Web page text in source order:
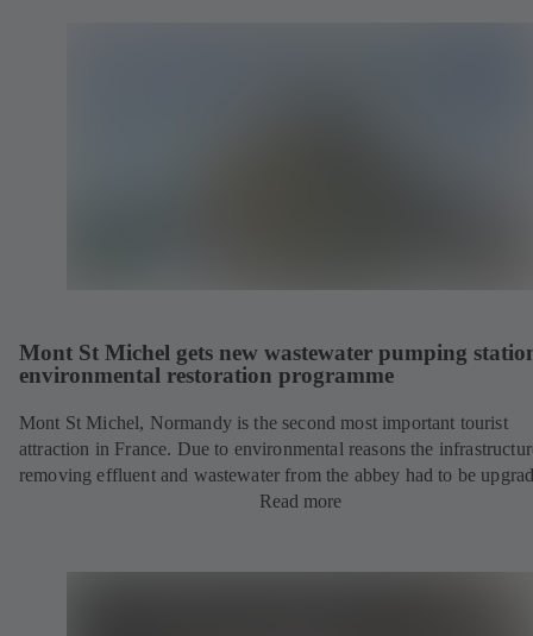
Mont St Michel gets new wastewater pumping
environmental restoration programme
Mont St Michel, Normandy is the second most important tourist
attraction in France. Due to environmental reasons the
removing effluent and wastewater from the abbey had to be
Read more